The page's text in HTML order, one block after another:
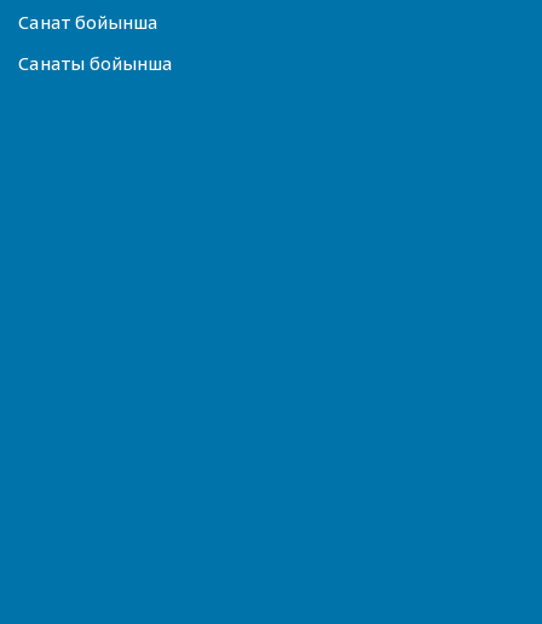
Санат бойынша
Санаты бойынша